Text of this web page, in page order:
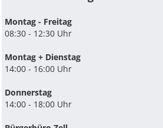
Montag - Freitag
08:30 - 12:30 Uhr
Montag + Dienstag
14:00 - 16:00 Uhr
Donnerstag
14:00 - 18:00 Uhr